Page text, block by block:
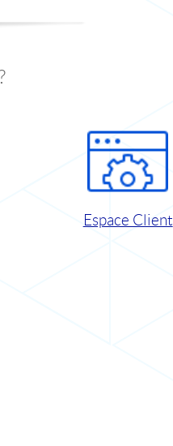
Espace Client